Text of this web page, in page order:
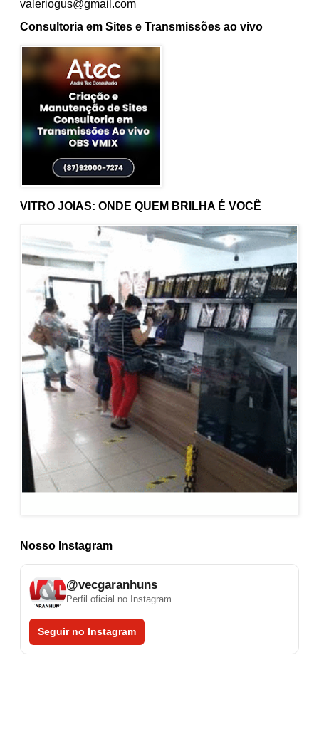
Nosso Instagram
@vecgaranhuns
Perfil oficial no Instagram
Seguir no Instagram
VITRO JOIAS: ONDE QUEM BRILHA É VOCÊ
valeriogus@gmail.com
Consultoria em Sites e Transmissões ao vivo